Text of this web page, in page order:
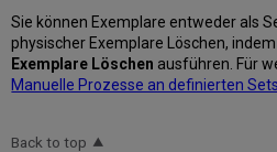
Sie können Exemplare entweder als
physischer Exemplare Löschen,
Exemplare Löschen ausführen. Für
Manuelle Prozesse an definierten
Back to top